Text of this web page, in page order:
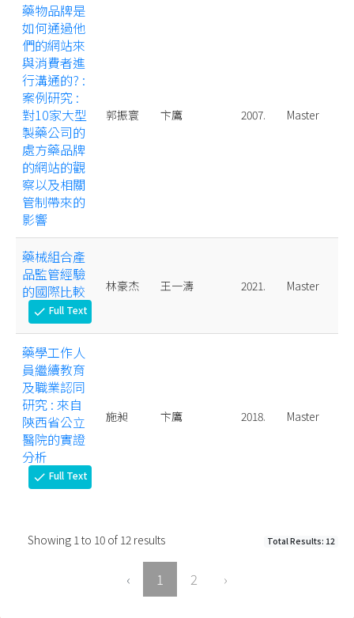
藥物品牌是
如何通過他
們的網站來
與消費者進
行溝通的? :
案例研究 :
對10家大型
製藥公司的
處方藥品牌
的網站的觀
察以及相關
管制帶來的
影響
郭振寰 卞鷹 2007. Master
藥械組合產
品監管經驗
的國際比較
check Full Text
林豪杰 王一濤 2021. Master
藥學工作人
員繼續教育
及職業認同
研究 : 來自
陝西省公立
醫院的實證
分析
check Full Text
施昶 卞鷹 2018. Master
Total Results: 12
Showing 1to 10 of 12 results
‹ 1 2 ›